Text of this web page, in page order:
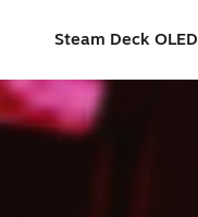
Steam Deck OLED